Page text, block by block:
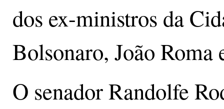
dos ex-ministros da
Bolsonaro, João
O senador Randolfe